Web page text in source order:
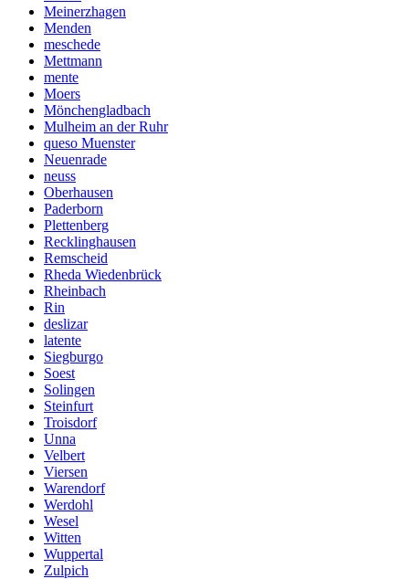
Meinerzhagen
Menden
meschede
Mettmann
mente
Moers
Mönchengladbach
Mulheim an der Ruhr
queso Muenster
Neuenrade
neuss
Oberhausen
Paderborn
Plettenberg
Recklinghausen
Remscheid
Rheda Wiedenbrück
Rheinbach
Rin
deslizar
latente
Siegburgo
Soest
Solingen
Steinfurt
Troisdorf
Unna
Velbert
Viersen
Warendorf
Werdohl
Wesel
Witten
Wuppertal
Zulpich